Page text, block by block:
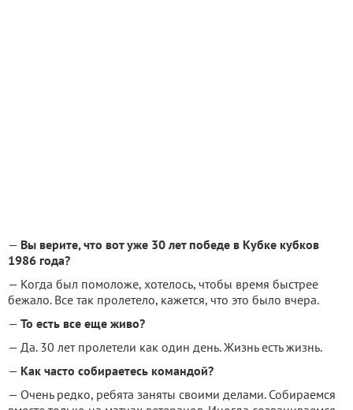
— Вы верите, что вот уже 30 лет победе в Кубке кубков
1986 года?
— Когда был помоложе, хотелось, чтобы время быстрее
бежало. Все так пролетело, кажется, что это было вчера.
— То есть все еще живо?
— Да. 30 лет пролетели как один день. Жизнь есть жизнь.
— Как часто собираетесь командой?
— Очень редко, ребята заняты своими делами. Собираемся